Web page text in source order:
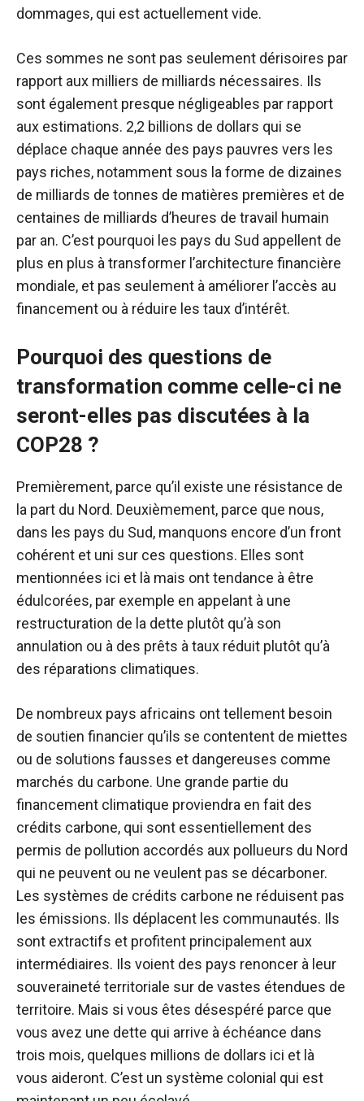
dommages, qui est actuellement vide.
Ces sommes ne sont pas seulement dérisoires par
rapport aux milliers de milliards nécessaires. Ils
sont également presque négligeables par rapport
aux estimations. 2,2 billions de dollars qui se
déplace chaque année des pays pauvres vers les
pays riches, notamment sous la forme de dizaines
de milliards de tonnes de matières premières et de
centaines de milliards d’heures de travail humain
par an. C’est pourquoi les pays du Sud appellent de
plus en plus à transformer l’architecture financière
mondiale, et pas seulement à améliorer l’accès au
financement ou à réduire les taux d’intérêt.
Pourquoi des questions de
transformation comme celle-ci ne
seront-elles pas discutées à la
COP28 ?
Premièrement, parce qu’il existe une résistance de
la part du Nord. Deuxièmement, parce que nous,
dans les pays du Sud, manquons encore d’un front
cohérent et uni sur ces questions. Elles sont
mentionnées ici et là mais ont tendance à être
édulcorées, par exemple en appelant à une
restructuration de la dette plutôt qu’à son
annulation ou à des prêts à taux réduit plutôt qu’à
des réparations climatiques.
De nombreux pays africains ont tellement besoin
de soutien financier qu’ils se contentent de miettes
ou de solutions fausses et dangereuses comme
marchés du carbone. Une grande partie du
financement climatique proviendra en fait des
crédits carbone, qui sont essentiellement des
permis de pollution accordés aux pollueurs du Nord
qui ne peuvent ou ne veulent pas se décarboner.
Les systèmes de crédits carbone ne réduisent pas
les émissions. Ils déplacent les communautés. Ils
sont extractifs et profitent principalement aux
intermédiaires. Ils voient des pays renoncer à leur
souveraineté territoriale sur de vastes étendues de
territoire. Mais si vous êtes désespéré parce que
vous avez une dette qui arrive à échéance dans
trois mois, quelques millions de dollars ici et là
vous aideront. C’est un système colonial qui est